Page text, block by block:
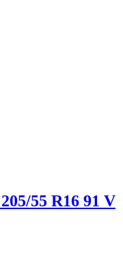
205/55 R16 91 V